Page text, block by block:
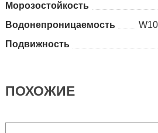
Морозостойкость
Водонепроницаемость
Подвижность
ПОХОЖИЕ